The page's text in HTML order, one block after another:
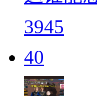
3945
40